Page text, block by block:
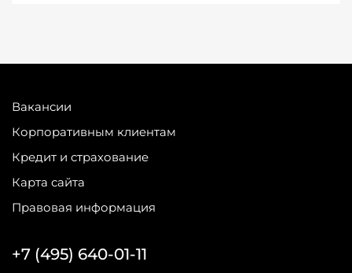
Вакансии
Корпоративным клиентам
Кредит и страхование
Карта сайта
Правовая информация
+7 (495) 640-01-11